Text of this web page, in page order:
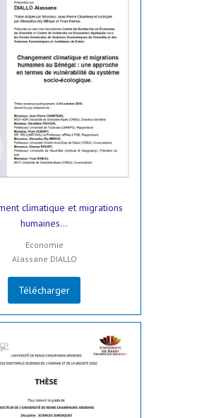
climatique et migrations
humaines...
Economie
Alassane DIALLO
Télécharger